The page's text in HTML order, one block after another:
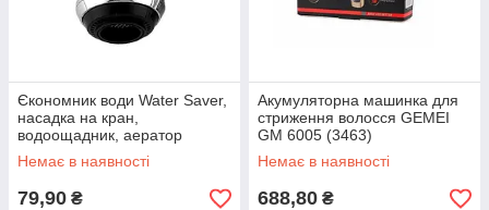
Єкономник води Water Saver,
насадка на кран,
водоощадник, аератор
(2571)
Немає в наявності
79,90 ₴
Акумуляторна машинка для
стриження волосся GEMEI
GM 6005 (3463)
Немає в наявності
688,80 ₴